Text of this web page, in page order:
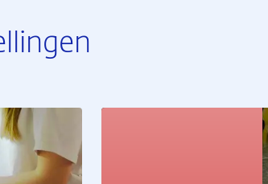
Kunstcollectie